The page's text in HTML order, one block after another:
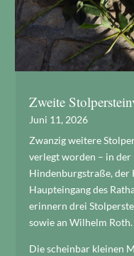
Zweite
Juni 11, 2026
Zwanzig weitere
verlegt worden – in
Hindenburgstraße, der
Haupteingang des
erinnern drei
sowie an Wilhelm Roth.
Die scheinbar kleinen